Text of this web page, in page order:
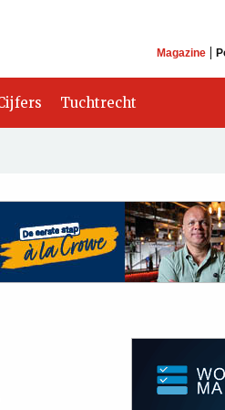
Magazine
Tuchtrecht